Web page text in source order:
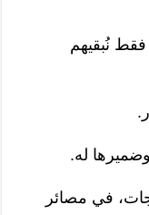
نُبقيهم
له.
في مصائر